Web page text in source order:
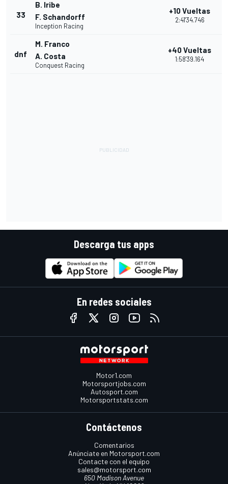
33
B. Iribe
F. Schandorff
Inception Racing
+10 Vueltas
2:41'34.746
dnf
M. Franco
A. Costa
Conquest Racing
+40 Vueltas
1:58'39.164
Descarga tus apps
En redes sociales
Motor1.com
Motorsportjobs.com
Autosport.com
Motorsportstats.com
Contáctenos
Comentarios
Anúnciate en Motorsport.com
Contacte con el equipo
sales@motorsport.com
650 Madison Avenue